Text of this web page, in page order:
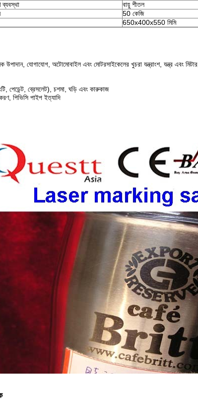
বায়ু শীতল
50 কেজি
650x400x550 মিমি
উপাদান, যোগাযোগ, অটোমোবাইল এবং মোটরসাইকেলের খুচরা যন্ত্রাংশ, যন্ত্র এবং
পেডেন্ট, ব্রেসলেট), চশমা, ঘড়ি এবং কারুকাজ
পিভিসি পাইপ ইত্যাদি